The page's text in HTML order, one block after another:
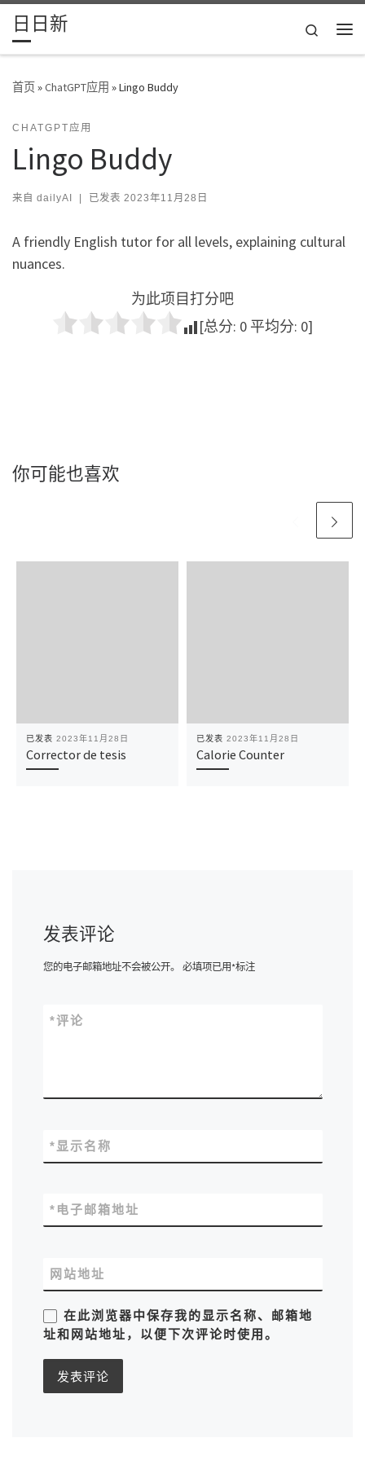
Skip to content
日日新
Search
首页»ChatGPT应用 »Lingo Buddy
CHATGPT应用
Lingo Buddy
来自 dailyAI | 已发表 2023年11月28日
A friendly English tutor for all levels, explaining cultural
nuances.
为此项目打分吧
[总分: 0 平均分: 0]
你可能也喜欢
已发表 2023年11月28日
Corrector de tesis
已发表 2023年11月28日
Calorie Counter
发表评论
您的电子邮箱地址不会被公开。 必填项已用*标注
评论
*
显示名称
*
电子邮箱地址
*
网站地址
在此浏览器中保存我的显示名称、邮箱地
址和网站地址，以便下次评论时使用。